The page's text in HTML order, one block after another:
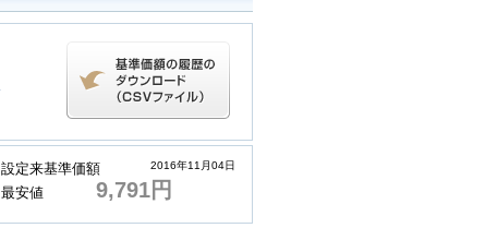
設定来基準価額
最安値
2016年11月04日
9,791円